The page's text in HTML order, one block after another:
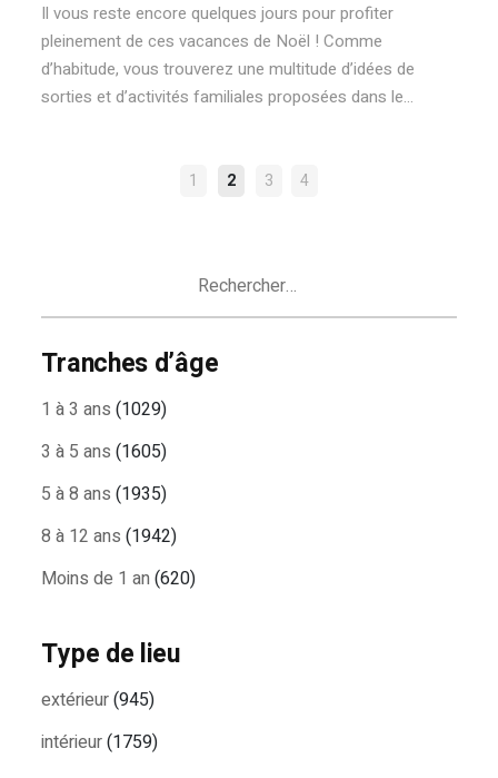
Il vous reste encore quelques jours pour profiter
pleinement de ces vacances de Noël ! Comme
d’habitude, vous trouverez une multitude d’idées de
sorties et d’activités familiales proposées dans le...
NAVIGATION1 2 3 4
Tranches d’âge
1 à 3 ans (1029)
3 à 5 ans (1605)
5 à 8 ans (1935)
8 à 12 ans (1942)
Moins de 1 an (620)
Type de lieu
extérieur(945)
intérieur(1759)